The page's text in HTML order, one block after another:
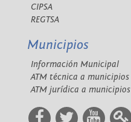
CIPSA
REGTSA
Municipios
Información Municipal
ATM técnica a municipios
ATM jurídica a municipios